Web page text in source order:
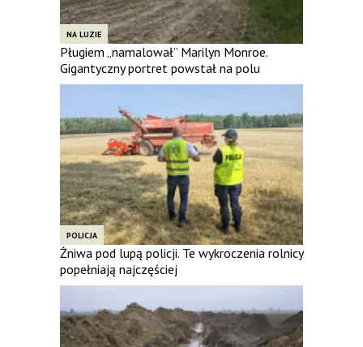
NA LUZIE
Pługiem „namalował” Marilyn Monroe.
Gigantyczny portret powstał na polu
POLICJA
Żniwa pod lupą policji. Te wykroczenia rolnicy
popełniają najczęściej